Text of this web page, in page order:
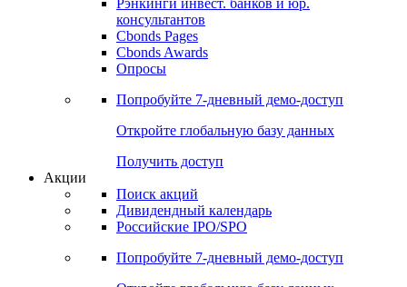
Сукук
Ломбардные списки
Участники рынка
Рэнкинги инвест. банков и юр.
Cbonds Pages
Опросы
Попробуйте7-дневный
Откройте глобальную базу данных
Получить доступ
Поиск акций